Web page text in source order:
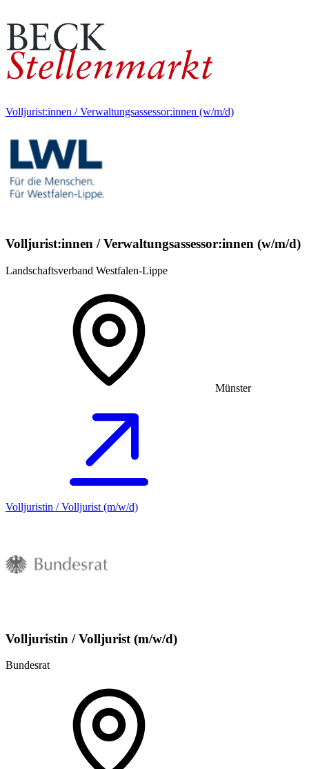
Volljurist:innen / Verwaltungsassessor:innen (w/m/d)
Volljurist:innen / Verwaltungsassessor:innen (w/m/d)
Landschaftsverband Westfalen-Lippe
Münster
Volljuristin / Volljurist (m/w/d)
Volljuristin / Volljurist (m/w/d)
Bundesrat